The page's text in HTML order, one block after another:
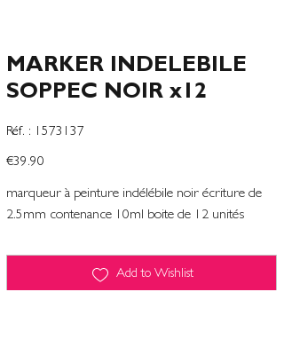
MARKER INDELEBILE
SOPPEC NOIR x12
Réf. :
SKU
1573137
1573137
Price
€39.90
marqueur à peinture indélébile noir écriture de
2.5mm contenance 10ml boite de 12 unités
Add to Wishlist